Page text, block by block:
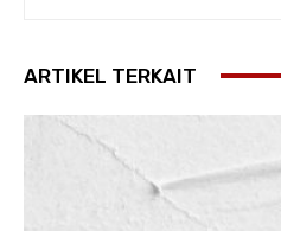
ARTIKEL TERKAIT